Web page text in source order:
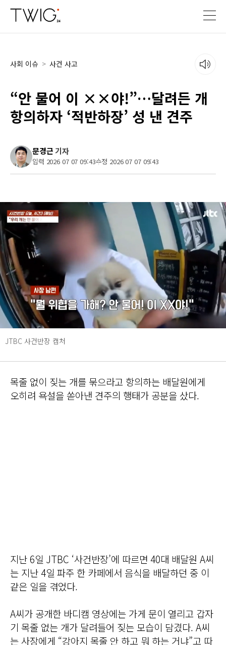
사회 이슈 > 사건 사고
“안 물어 이 ××야!”…달려든 개
항의하자 ‘적반하장’ 성 낸 견주
문경근기자
입력 2026 07 07 09:43수정 2026 07 07 09:43
JTBC 사건반장 캡처
목줄 없이 짖는 개를 묶으라고 항의하는 배달원에게
오히려 욕설을 쏟아낸 견주의 행태가 공분을 샀다.
지난 6일 JTBC ‘사건반장’에 따르면 40대 배달원 A씨
는 지난 4일 파주 한 카페에서 음식을 배달하던 중 이
같은 일을 겪었다.
A씨가 공개한 바디캠 영상에는 가게 문이 열리고 갑자
기 목줄 없는 개가 달려들어 짖는 모습이 담겼다. A씨
는 사장에게 “강아지 목줄 안 하고 뭐 하는 거냐”고 따